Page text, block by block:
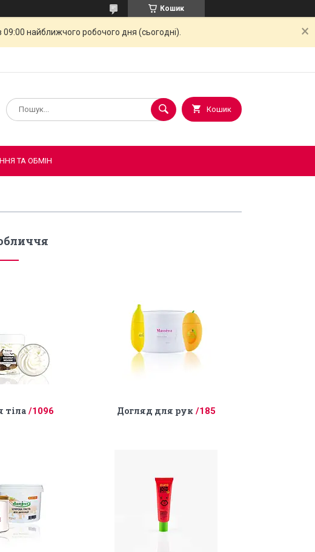
Кошик
найближчого робочого дня (сьогодні).
Кошик
ТА ОБМІН
тіла 1096 Догляд для рук 185